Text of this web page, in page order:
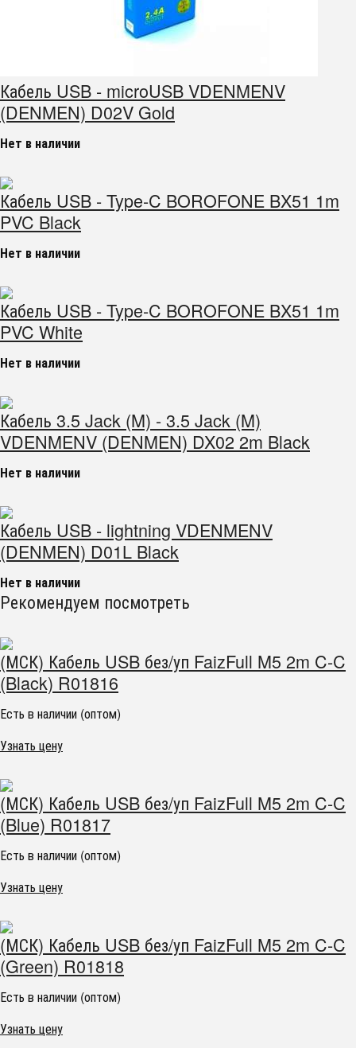
Кабель USB - microUSB VDENMENV
(DENMEN) D02V Gold
Нет в наличии
Кабель USB - Type-C BOROFONE BX51 1m
PVC Black
Нет в наличии
Кабель USB - Type-C BOROFONE BX51 1m
PVC White
Нет в наличии
Кабель 3.5 Jack (M) - 3.5 Jack (M)
VDENMENV (DENMEN) DX02 2m Black
Нет в наличии
Кабель USB - lightning VDENMENV
(DENMEN) D01L Black
Нет в наличии
Рекомендуем посмотреть
(МСК) Кабель USB без/уп FaizFull M5 2m C-C
(Black) R01816
Есть в наличии (оптом)
Узнать цену
(МСК) Кабель USB без/уп FaizFull M5 2m C-C
(Blue) R01817
Есть в наличии (оптом)
Узнать цену
(МСК) Кабель USB без/уп FaizFull M5 2m C-C
(Green) R01818
Есть в наличии (оптом)
Узнать цену